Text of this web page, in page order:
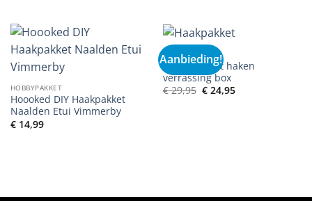
HOBBYPAKKET
Hoooked DIY Haakpakket
Naalden Etui Vimmerby
€14,99
Aanbieding!
HOBBYBOXEN
Hobbypakket haken
verrassing box
€29,95 Oorspronkelijke
prijs
€24,95Huidige